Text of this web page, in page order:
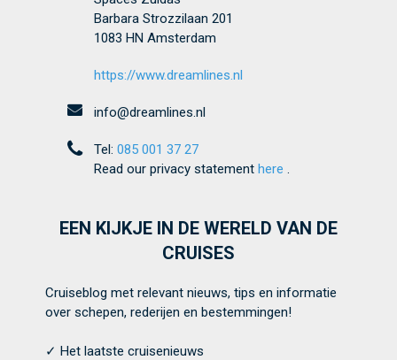
Barbara Strozzilaan 201
1083 HN Amsterdam
https://www.dreamlines.nl
info@dreamlines.nl
Tel:085 001 37 27
Read our privacy statementhere .
EEN KIJKJE IN DE WERELD VAN DE
CRUISES
Cruiseblog met relevant nieuws, tips en informatie
over schepen, rederijen en bestemmingen!
✓ Het laatste cruisenieuws